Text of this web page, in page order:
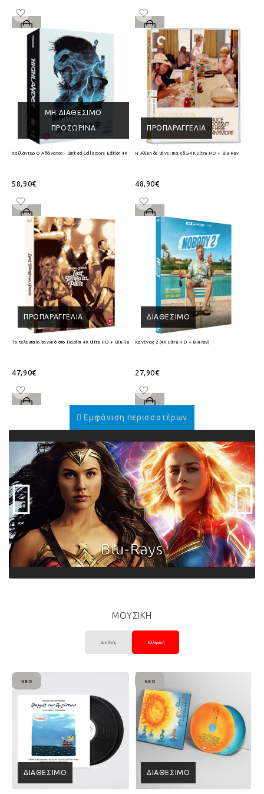
ΜΗ ΔΙΑΘΈΣΙΜΟ
ΠΡΟΣΩΡΙΝΆ
Χαϊλάντερ Ο Αθάνατος - Limited Collectors Edition 4K Ultra HD + Blu-Ray
58,90€
ΠΡΟΠΑΡΑΓΓΕΛΊΑ
Η Αλίκη δε μένει πια εδώ 4K Ultra HD + Blu-Ray
48,90€
ΠΡΟΠΑΡΑΓΓΕΛΊΑ
Το τελευταίο τανγκό στο Παρίσι 4K Ultra HD + Blu-Ray
47,90€
ΔΙΑΘΈΣΙΜΟ
Κανένας 2 (4K Ultra HD + Blu-ray)
27,90€
ΜΟΥΣΙΚΗ
Διεθνής Ελληνική
ΔΙΑΘΈΣΙΜΟ
ΝΈΟ
ΔΙΑΘΈΣΙΜΟ
ΝΈΟ